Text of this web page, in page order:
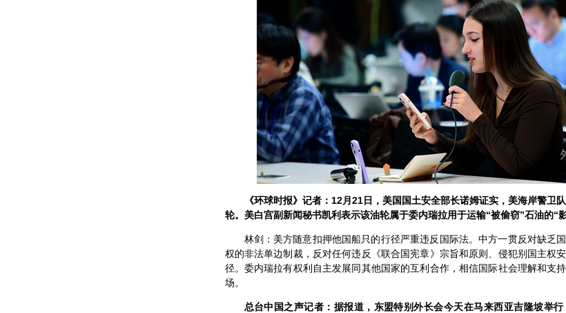
《环球时报》记者：12月21日，美国国土安全部长诺姆证实，美海岸警卫
轮。美白宫副新闻秘书凯利表示该油轮属于委内瑞拉用于运输“被偷窃”石油的“
林剑：美方随意扣押他国船只的行径严重违反国际法。中方一贯反对缺乏
权的非法单边制裁，反对任何违反《联合国宪章》宗旨和原则、侵犯别国主权
径。委内瑞拉有权利自主发展同其他国家的互利合作，相信国际社会理解和支
场。
总台中国之声记者：据报道，东盟特别外长会今天在马来西亚吉隆坡举